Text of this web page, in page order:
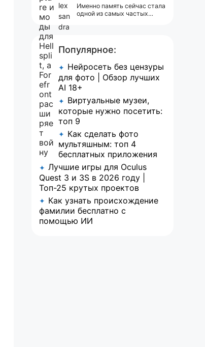
Именно память сейчас стала
одной из самых частых
Популярное:
✦ Нейросеть без цензуры
для фото | Обзор лучших
AI 18+
✦ Виртуальные музеи,
которые нужно посетить:
топ 9
✦ Как сделать фото
мультяшным: топ 4
бесплатных приложения
✦ Лучшие игры для Oculus
Quest 3 и 3S в 2026 году |
Топ-25 крутых проектов
✦ Как узнать происхождение
фамилии бесплатно с
помощью ИИ